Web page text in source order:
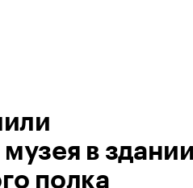
в здании
полка